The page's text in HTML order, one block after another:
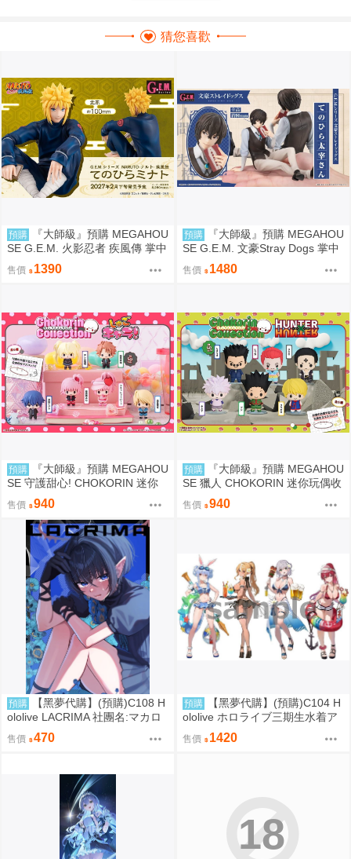
猜您喜歡
預購
『大師級』預購 MEGAHOU
SE G.E.M. 火影忍者 疾風傳 掌中
的湊 波風湊
售價 1390
預購
『大師級』預購 MEGAHOU
SE G.E.M. 文豪Stray Dogs 掌中
的太宰治
售價 1480
預購
『大師級』預購 MEGAHOU
SE 守護甜心! CHOKORIN 迷你
玩偶收藏集 第1彈 中盒6入
售價 940
預購
『大師級』預購 MEGAHOU
SE 獵人 CHOKORIN 迷你玩偶收
藏集 第1彈 中盒6入
售價 940
預購
【黑夢代購】(預購)C108 H
ololive LACRIMA 社團名:マカロ
ンファイブ 繪師:水瀬はづき
售價 470
預購
【黑夢代購】(預購)C104 H
ololive ホロライブ三期生水着ア
クリルスタンド 泳裝壓克力立牌
社團名:おわた社 繪師:わたお
售價 1420
18